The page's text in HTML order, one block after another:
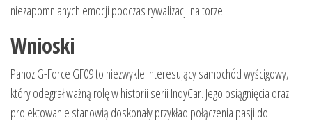
niezapomnianych emocji podczas rywalizacji na torze.
Wnioski
Panoz G-Force GF09 to niezwykle interesujący samochód wyścigowy,
który odegrał ważną rolę w historii serii IndyCar. Jego osiągnięcia oraz
projektowanie stanowią doskonały przykład połączenia pasji do